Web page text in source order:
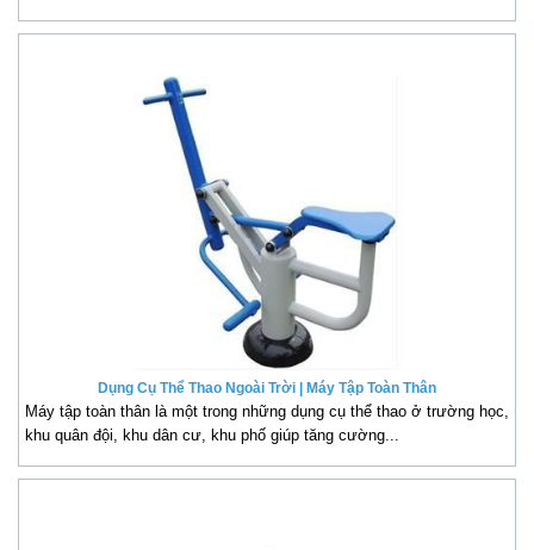
Dụng Cụ Thể Thao Ngoài Trời | Máy Tập Toàn Thân
Máy tập toàn thân là một trong những dụng cụ thể thao ở trường học,
khu quân đội, khu dân cư, khu phố giúp tăng cường...